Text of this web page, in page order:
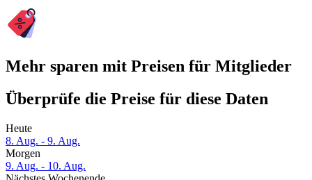
Mehr sparen mit Preisen für Mitglieder
Überprüfe die Preise für diese Daten
Heute
8. Aug. - 9. Aug.
Morgen
9. Aug. - 10. Aug.